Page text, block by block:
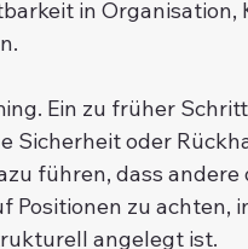
in
Ein zu früher
Sicherheit oder
führen, dass
Positionen zu achten,
angelegt ist.